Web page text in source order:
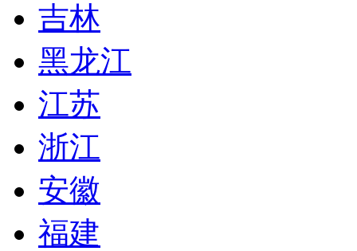
吉林
黑龙江
江苏
浙江
安徽
福建